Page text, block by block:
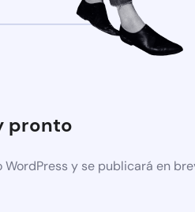
pronto
y se publicará en